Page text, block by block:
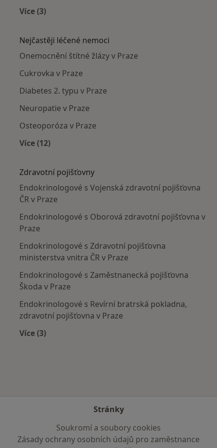
Více (3)
Nejčastěji léčené nemoci
Onemocnění štítné žlázy v Praze
Cukrovka v Praze
Diabetes 2. typu v Praze
Neuropatie v Praze
Osteoporóza v Praze
Více (12)
Zdravotní pojišťovny
Endokrinologové s Vojenská zdravotní pojišťovna
ČR v Praze
Endokrinologové s Oborová zdravotní pojišťovna v
Praze
Endokrinologové s Zdravotní pojišťovna
ministerstva vnitra ČR v Praze
Endokrinologové s Zaměstnanecká pojišťovna
Škoda v Praze
Endokrinologové s Revírní bratrská pokladna,
zdravotní pojišťovna v Praze
Více (3)
Stránky
Soukromí a soubory cookies
Zásady ochrany osobních údajů pro zaměstnance